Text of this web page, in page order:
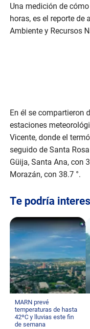
Una medición de
horas, es el reporte de
Ambiente y Recursos
En él se compartieron
estaciones
Vicente, donde el
seguido de Santa
Güija, Santa Ana, con
Morazán, con 38.7 °.
Te podría
MARN prevé
temperaturas de hasta
42ºC y lluvias este fin
de semana